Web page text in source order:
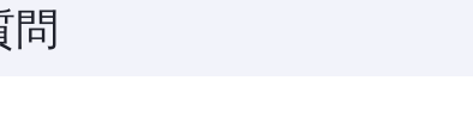
問